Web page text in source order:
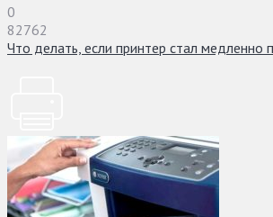
0
82762
Что делать, если принтер стал медленно